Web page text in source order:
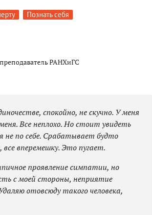
Познать себя
РАНХиГС
спокойно, не скучно. У меня
Все неплохо. Но стоит увидеть
по себе. Срабатывает будто
вперемешку. Это пугает.
проявление симпатии, но
с моей стороны, неприятие
отовсюду такого человека,